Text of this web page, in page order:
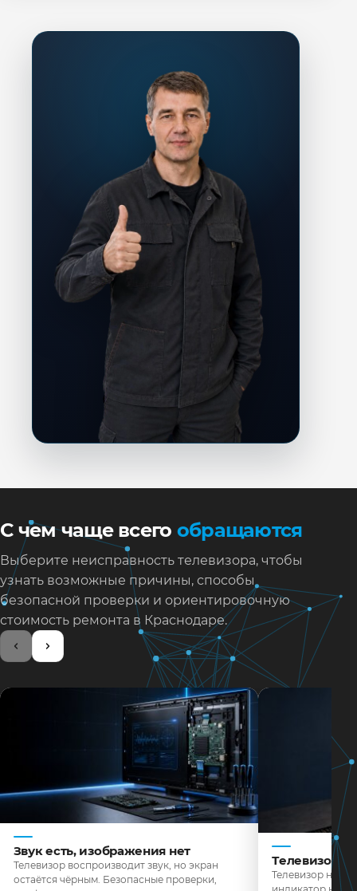
С чем чаще всего обращаются
Выберите неисправность телевизора, чтобы
узнать возможные причины, способы
безопасной проверки и ориентировочную
стоимость ремонта в Краснодаре.
Звук есть, изображения нет
Телевизор воспроизводит звук, но экран
остаётся чёрным. Безопасные проверки,
Телевизор
Телевизор не